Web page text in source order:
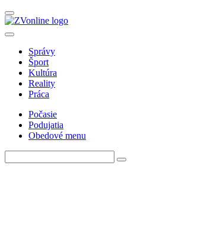
Správy
Šport
Kultúra
Reality
Práca
Počasie
Podujatia
Obedové menu